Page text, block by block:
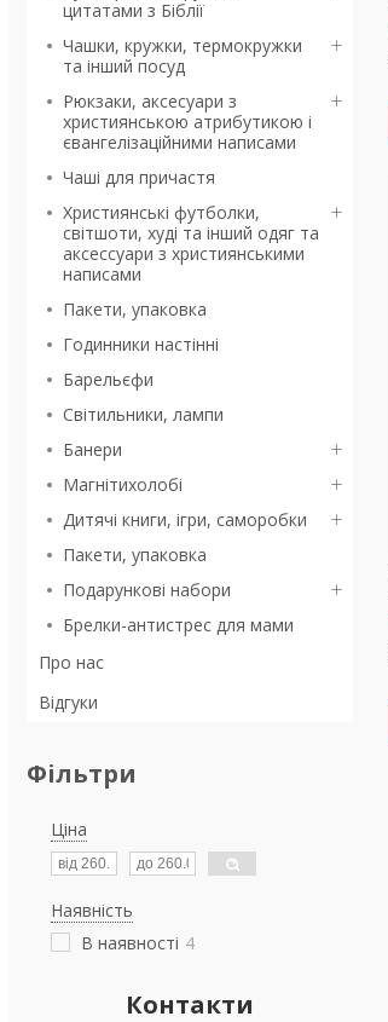
цитатами з Біблії
Чашки, кружки, термокружки
та інший посуд
Рюкзаки, аксесуари з
християнською атрибутикою і
євангелізаційними написами
Чаші для причастя
Християнські футболки,
світшоти, худі та інший одяг та
аксессуари з християнськими
написами
Пакети, упаковка
Годинники настінні
Барельєфи
Світильники, лампи
Банери
Магнітихолобі
Дитячі книги, ігри, саморобки
Пакети, упаковка
Подарункові набори
Брелки-антистрес для мами
Про нас
Відгуки
Фільтри
Ціна
Наявність
В наявності 4
Контакти